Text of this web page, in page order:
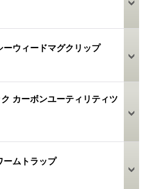
ーウィードマグクリップ
カーボンユーティリティツ
ームトラップ